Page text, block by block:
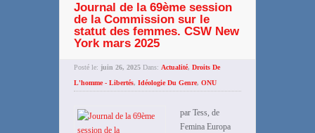
Journal de la 69ème session
de la Commission sur le
statut des femmes. CSW New
York mars 2025
Posté le: juin 26, 2025 Dans: Actualité, Droits De
L'homme - Libertés, Idéologie Du Genre, ONU
par Tess, de
Femina Europa